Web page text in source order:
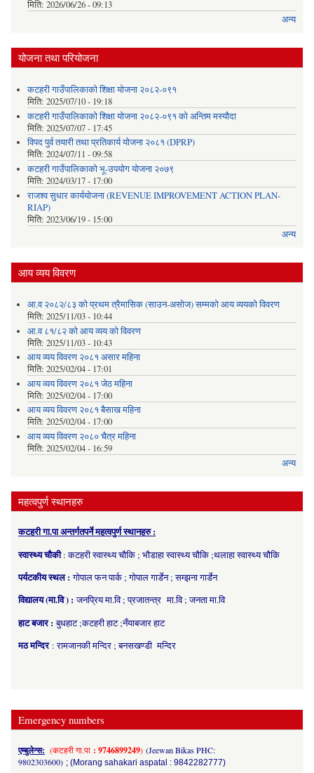
मिति: 2026/06/26 - 09:13
अन्य
योजना तथा परियोजना
कटहरी गाउँपालिकाको शिक्षा योजना २०८२-०९१
मिति: 2025/07/10 - 19:18
कटहरी गाउँपालिकाको शिक्षा योजना २०८२-०९१ को अन्तिम मस्यौदा
मिति: 2025/07/07 - 17:45
विपद पुर्व तयारी तथा प्रतिकार्य योजना २०८१ (DPRP)
मिति: 2024/07/11 - 09:58
कटहरी गाउँपालिकाको भू-उपयोग योजना २०७९
मिति: 2024/03/17 - 17:00
राजश्व सुधार कार्ययोजना (REVENUE IMPROVEMENT ACTION PLAN-
RIAP)
मिति: 2023/06/19 - 15:00
अन्य
आय व्यय विवरण
आ.व २०८२/८३ को प्रथम त्रैमासिक (साउन-असोज) सम्मको आय व्ययको विवरण
मिति: 2025/11/03 - 10:44
आ.व ८१/८२ को आय व्यय को विवरण
मिति: 2025/11/03 - 10:43
आय व्यय विवरण २०८१ असार महिना
मिति: 2025/02/04 - 17:01
आय व्यय विवरण २०८१ जेठ महिना
मिति: 2025/02/04 - 17:00
आय व्यय विवरण २०८१ बैसाख महिना
मिति: 2025/02/04 - 17:00
आय व्यय विवरण २०८० चैत्र महिना
मिति: 2025/02/04 - 16:59
अन्य
महत्वपुर्ण स्थानहरु
कटहरी गा.पा अन्तर्गतपर्ने महत्वपुर्ण स्थानहरु :
स्वास्थ्य चौकी: कटहरी स्वास्थ्य चौकि ; भौडाहा स्वास्थ्य चौकि ;थलाहा स्वास्थ्य चौकि
पर्यटकीय स्थल :गोपाल फन पार्क ; गोपाल गार्डेन ; सम्झना गार्डेन
विद्यालय (मा.वि ) :जनप्रिय मा.वि ; प्रजातन्त्र मा.वि ; जनता मा.वि
हाट बजार :बुधहाट ;कटहरी हाट ;नँयाबजार हाट
मठ मन्दिर : रामजानकी मन्दिर ; बनसखण्डी मन्दिर
Emergency numbers
एम्बुलेन्स: (कटहरी गा.पा : 9746899249) (Jeewan Bikas PHC:
9802303600) ; (Morang sahakari aspatal : 9842282777)